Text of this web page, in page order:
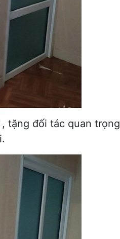
tặng đối tác quan trọng